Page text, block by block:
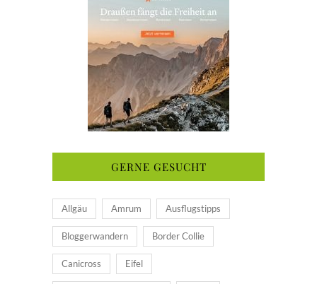
GERNE GESUCHT
Allgäu Amrum Ausflugstipps
Bloggerwandern Border Collie
Canicross Eifel